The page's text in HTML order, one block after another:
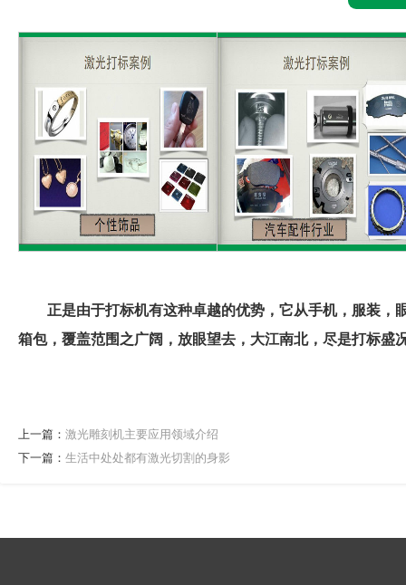
正是由于打标机有这种卓越的优势，它从手机，服装，
箱包，覆盖范围之广阔，放眼望去，大江南北，尽是打标盛
上一篇： 激光雕刻机主要应用领域介绍
下一篇： 生活中处处都有激光切割的身影